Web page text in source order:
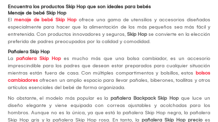
Encuentra los productos Skip Hop que son ideales para bebés
Menaje de bebé Skip Hop
El menaje de bebé Skip Hopofrece una gama de utensilios y accesorios diseñados
especialmente para hacer que la alimentación de los más pequeños sea más fácil y
entretenida. Con productos innovadores y seguros, Skip Hopse convierte en la elección
preferida de padres preocupados por la calidad y comodidad.
Pañalera Skip Hop
La pañalera Skip Hopes mucho más que una bolsa cambiador, es un accesorio
imprescindible para los padres que desean estar preparados para cualquier situación
mientras están fuera de casa. Con múltiples compartimentos y bolsillos, estos bolsos
cambiadores ofrecen un amplio espacio para llevar pañales, biberones, toallitas y otros
artículos esenciales del bebé de forma organizada.
No obstante, el modelo más popular es la pañalera Backpack Skip Hopque luce un
diseño elegante y viene equipada con correas ajustables y acolchadas para los
hombros. Aunque no es la única, ya que está la pañalera Skip Hop negra, la pañalera
Skip Hop gris y la pañalera Skip Hop rosa. En tanto, la pañalera Skip Hop precio es